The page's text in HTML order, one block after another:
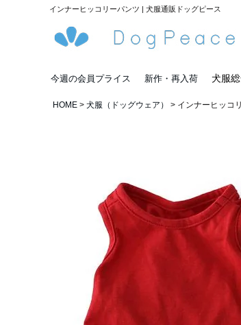
インナーヒッコリーパンツ | 犬服通販ドッグピース
今週の会員プライス 新作・再入荷 犬服
HOME 犬服（ドッグウェア） インナーヒッコ